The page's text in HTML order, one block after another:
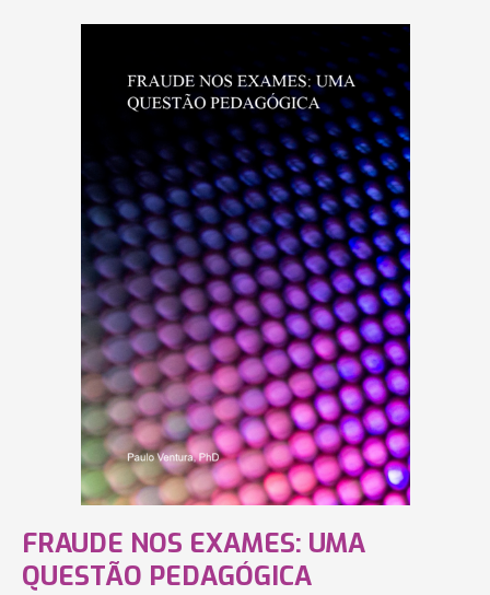
FRAUDE NOS EXAMES: UMA
QUESTÃO PEDAGÓGICA